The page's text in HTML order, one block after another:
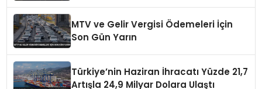
MTV ve Gelir Vergisi Ödemeleri İçin
Son Gün Yarın
Türkiye’nin Haziran İhracatı Yüzde 21,7
Artışla 24,9 Milyar Dolara Ulaştı